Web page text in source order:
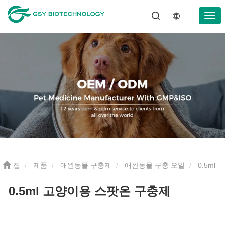
집 제품 애완동물 구충제 애완동물 구충 오일
고양이용 스팟온 구충제
0.5ml 고양이용 스팟온 구충제